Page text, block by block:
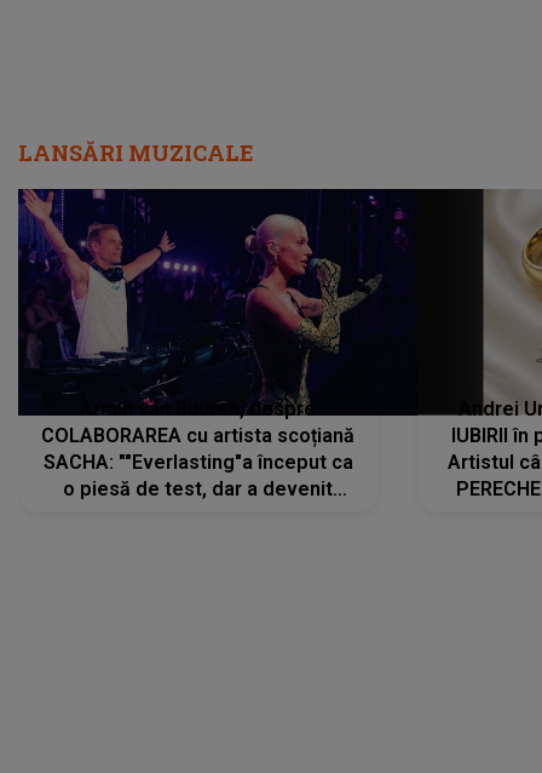
LANSĂRI MUZICALE
Armin van Buuren, despre
COLABORAREA cu artista scoțiană
SACHA: ""Everlasting"a început ca
o piesă de test, dar a devenit
Andrei
IUBIRII în
Artistul